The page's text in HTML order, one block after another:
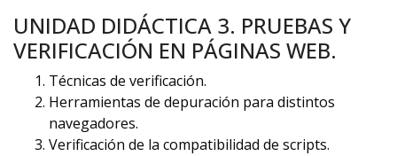
UNIDAD DIDÁCTICA 3. PRUEBAS Y
VERIFICACIÓN EN PÁGINAS WEB.
Técnicas de verificación.
Herramientas de depuración para distintos
navegadores.
Verificación de la compatibilidad de scripts.